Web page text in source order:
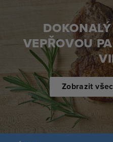
VEPŘOVOU
Zobrazit